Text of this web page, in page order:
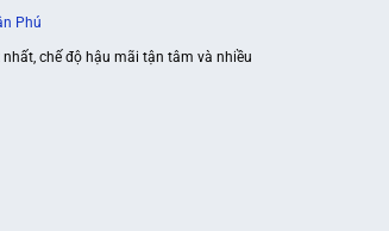
Phú
chế độ hậu mãi tận tâm và nhiều